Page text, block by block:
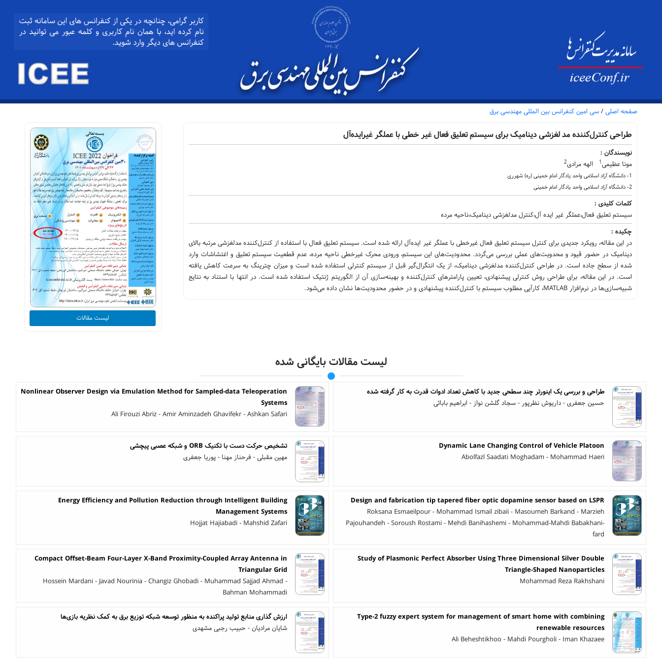
صفحه اصلی / سی امین کنفرانس بین المللی مهندسی برق
طراحی کنترل‌کننده مد لغزشی دینامیک برای سیستم تعلیق فعال غیر خطی با عملگر غیرایده‌آل
نویسندگان :
مونا عظیمی1 الهه مرادی2
1- دانشگاه آزاد اسلامی واحد یادگار امام خمینی (ره) شهرری
2- دانشگاه آزاد اسلامی واحد یادگار امام خمینی
کلمات کلیدی :
سیستم تعلیق فعال،عملگر غیر ایده آل،کنترل مدلغزشی دینامیک،ناحیه مرده
چکیده :
در این مقاله، رویکرد جدیدی برای کنترل سیستم تعلیق فعال غیرخطی با عملگر غیر ایده‌آل ارائه شده است. سیستم تعلیق فعال با استفاده از کنترل‌کننده مدلغزشی مرتبه بالای
دینامیک در حضور قیود و محدویت‌های عملی بررسی می‌گردد. محدودیت‌های این سیستم، ورودی محرک غیرخطی ناحیه مرده، عدم قطعیت سیستم تعلیق و اغتشاشات وارد
شده از سطح جاده است. در طراحی کنترل‌کننده مدلغزشی دینامیک، از یک انتگرال‌گیر قبل از سیستم کنترلی استفاده شده است و میزان چترینگ به سرعت کاهش یافته
است. در این مقاله، برای طراحی روش کنترلی پیشنهادی، تعیین پارامترهای کنترل‌کننده و بهینه‌سازی آن از الگوریتم ژنتیک استفاده شده است. در انتها با استناد به نتایج
شبیه‌سازی‌ها در نرم‌افزار MATLAB، کارآیی مطلوب سیستم با کنترل‌کننده پیشنهادی و در حضور محدودیت‌ها نشان داده می‌شود.
لیست مقالات
لیست مقالات بایگانی شده
طراحی و بررسی یک اینورتر چند سطحی جدید با کاهش تعداد ادوات قدرت به کار گرفته شده
حسین جعفری - داریوش نظرپور - سجاد گلشن نواز - ابراهیم بابائی
Nonlinear Observer Design via Emulation Method for Sampled-data Teleoperation
Systems
Ali Firouzi Abriz - Amir Aminzadeh Ghavifekr - Ashkan Safari
Dynamic Lane Changing Control of Vehicle Platoon
Abolfazl Saadati Moghadam - Mohammad Haeri
تشخیص حرکت دست با تکنیک ORB و شبکه عصبی پیچشی
مهین مقبلی - فرحناز مهنا - پوریا جعفری
Design and fabrication tip tapered fiber optic dopamine sensor based on LSPR
Roksana Esmaeilpour - Mohammad Ismail zibaii - Masoumeh Barkand - Marzieh
Pajouhandeh - Soroush Rostami - Mehdi Banihashemi - Mohammad-Mahdi Babakhani-
fard
Energy Efficiency and Pollution Reduction through Intelligent Building
Management Systems
Hojjat Hajiabadi - Mahshid Zafari
Study of Plasmonic Perfect Absorber Using Three Dimensional Silver Double
Triangle-Shaped Nanoparticles
Mohammad Reza Rakhshani
Compact Offset-Beam Four-Layer X-Band Proximity-Coupled Array Antenna in
Triangular Grid
Hossein Mardani - Javad Nourinia - Changiz Ghobadi - Muhammad Sajjad Ahmad -
Bahman Mohammadi
Type-2 fuzzy expert system for management of smart home with combining
renewable resources
Ali Beheshtikhoo - Mahdi Pourgholi - Iman Khazaee
ارزش گذاری منابع تولید پراکنده به منظور توسعه شبکه توزیع برق به کمک نظریه بازی‌ها
شایان مرادیان - حبیب رجبی مشهدی